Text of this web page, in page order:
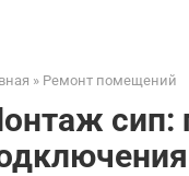
» Ремонт помещений
сип: